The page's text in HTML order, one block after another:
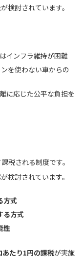
検討されています。
インフラ維持が困難
を使わない車からの
に応じた公平な負担を
税される制度です。
検討されています。
方式
る方式
性
あたり1円の課税が実施